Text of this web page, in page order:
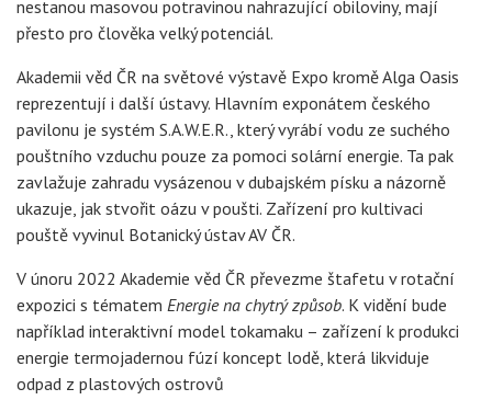
nestanou masovou potravinou nahrazující obiloviny, mají
přesto pro člověka velký potenciál.
Akademii věd ČR na světové výstavě Expo kromě Alga Oasis
reprezentují i další ústavy. Hlavním exponátem českého
pavilonu je systém S.A.W.E.R., který vyrábí vodu ze suchého
pouštního vzduchu pouze za pomoci solární energie. Ta pak
zavlažuje zahradu vysázenou v dubajském písku a názorně
ukazuje, jak stvořit oázu v poušti. Zařízení pro kultivaci
pouště vyvinul Botanický ústav AV ČR.
V únoru 2022 Akademie věd ČR převezme štafetu v rotační
expozici s tématem Energie na chytrý způsob. K vidění bude
například interaktivní model tokamaku – zařízení k produkci
energie termojadernou fúzí koncept lodě, která likviduje
odpad z plastových ostrovů